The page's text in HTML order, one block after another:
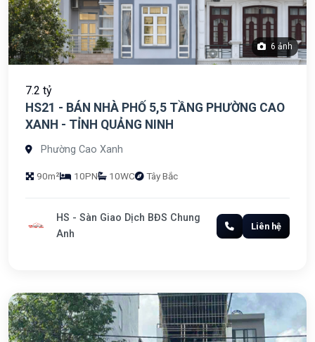
6 ảnh
7.2 tỷ
HS21 - BÁN NHÀ PHỐ 5,5 TẦNG PHƯỜNG CAO
XANH - TỈNH QUẢNG NINH
Phường Cao Xanh
90m² 10PN 10WC Tây Bắc
HS - Sàn Giao Dịch BĐS Chung
Anh
Liên hệ